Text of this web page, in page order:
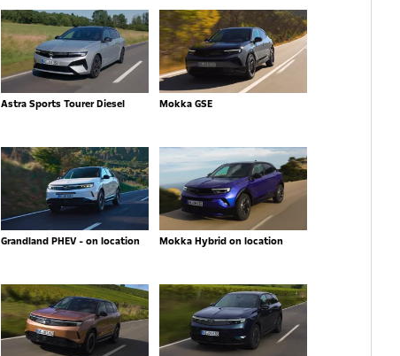
Astra Sports Tourer Diesel Mokka GSE
Grandland PHEV - on location Mokka Hybrid on location